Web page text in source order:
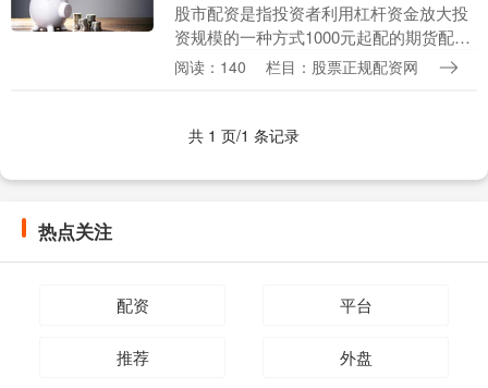
股市配资是指投资者利用杠杆资金放大投
资规模的一种方式1000元起配的期货配
资。常见的配资类型包括： **1. 信用配资
阅读：140 栏目：股票正规配资网
共 1 页/1 条记录
热点关注
配资 平台
推荐 外盘